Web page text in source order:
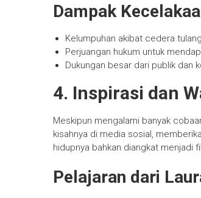
Dampak
Kelumpuhan akibat cedera
Perjuangan hukum untuk
Dukungan besar dari publik dan
4. Inspirasi dan
Meskipun mengalami banyak
kisahnya di media sosial,
hidupnya bahkan diangkat menjadi
Pelajaran dari